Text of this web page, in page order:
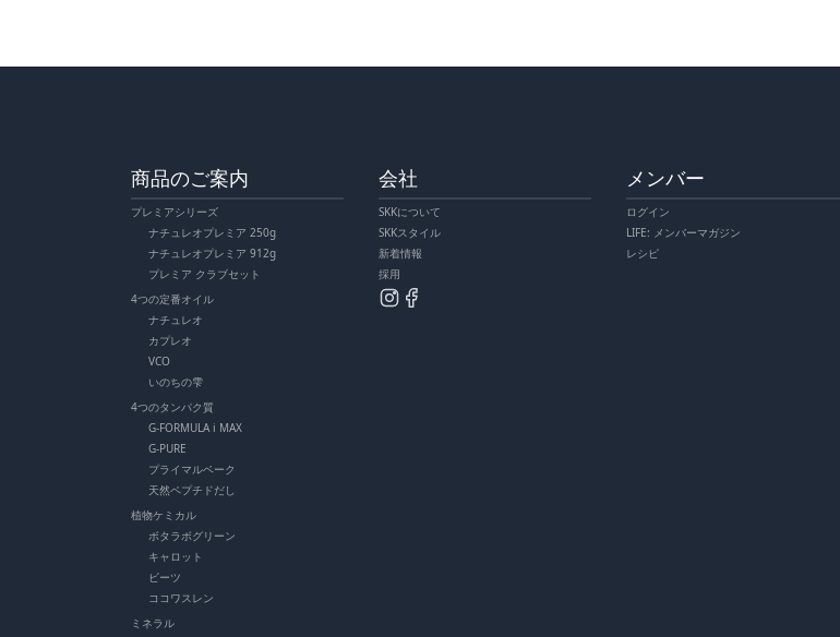
商品のご案内
プレミアシリーズ
ナチュレオプレミア 250g
ナチュレオプレミア 912g
プレミア クラブセット
4つの定番オイル
ナチュレオ
カプレオ
VCO
いのちの雫
4つのタンパク質
G-FORMULA i MAX
G-PURE
プライマルベーク
天然ペプチドだし
植物ケミカル
ボタラボグリーン
キャロット
ビーツ
ココワスレン
ミネラル
会社
SKKについて
SKKスタイル
新着情報
採用
メンバー
ログイン
LIFE: メンバーマガジン
レシピ